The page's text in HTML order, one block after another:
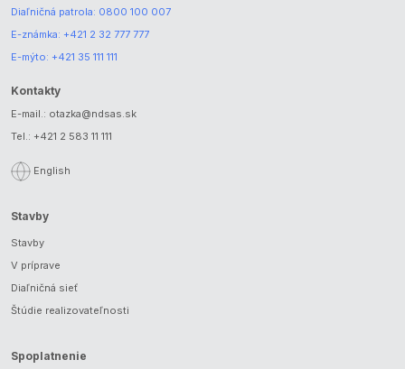
Diaľničná patrola: 0800 100 007
E-známka: +421 2 32 777 777
E-mýto: +421 35 111 111
Kontakty
E-mail.: otazka@ndsas.sk
Tel.: +421 2 583 11 111
English
Stavby
Stavby
V príprave
Diaľničná sieť
Štúdie realizovateľnosti
Spoplatnenie